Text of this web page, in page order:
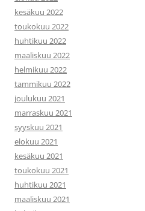
kesäkuu 2022
toukokuu 2022
huhtikuu 2022
maaliskuu 2022
helmikuu 2022
tammikuu 2022
joulukuu 2021
marraskuu 2021
syyskuu 2021
elokuu 2021
kesäkuu 2021
toukokuu 2021
huhtikuu 2021
maaliskuu 2021